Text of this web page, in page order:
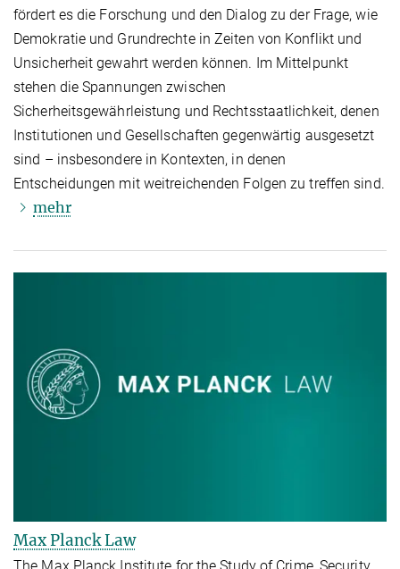
fördert es die Forschung und den Dialog zu der Frage, wie
Demokratie und Grundrechte in Zeiten von Konflikt und
Unsicherheit gewahrt werden können. Im Mittelpunkt
stehen die Spannungen zwischen
Sicherheitsgewährleistung und Rechtsstaatlichkeit, denen
Institutionen und Gesellschaften gegenwärtig ausgesetzt
sind – insbesondere in Kontexten, in denen
Entscheidungen mit weitreichenden Folgen zu treffen sind.
mehr
Max Planck Law